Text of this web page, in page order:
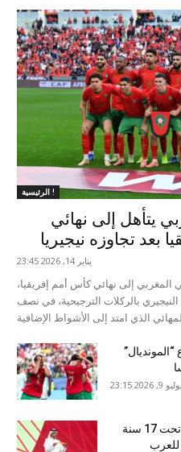
الرئيسية !
يتأهل إلى نهائي
بعد تجاوزه نيجيريا
يناير 14, 2026 23:45
المغربي إلى نهائي كأس أمم إفريقيا،
بالركلات الترجيحية، في نصف
يوليو 9, 2026 23:15
استضافة كأس العالم تحت 17 سنة